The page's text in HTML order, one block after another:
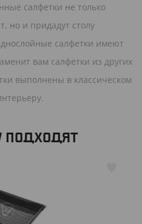
салфетки не только
но и придадут столу
салфетки имеют
вам салфетки из других
выполнены в классическом
ПОДХОДЯТ